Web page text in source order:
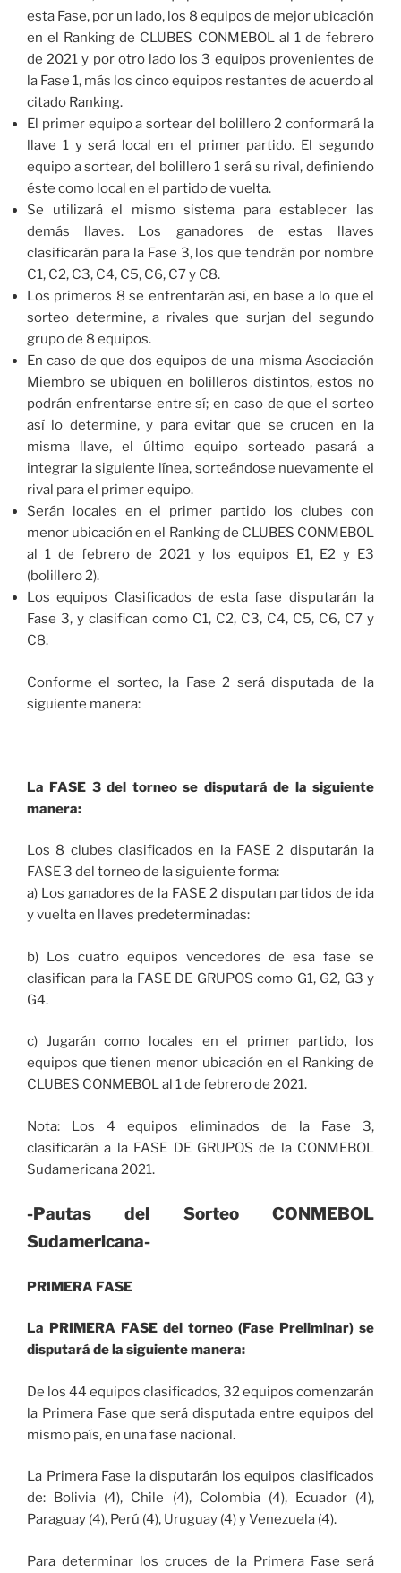
esta Fase, por un lado, los 8 equipos de mejor ubicación
en el Ranking de CLUBES CONMEBOL al 1 de febrero
de 2021 y por otro lado los 3 equipos provenientes de
la Fase 1, más los cinco equipos restantes de acuerdo al
citado Ranking.
El primer equipo a sortear del bolillero 2 conformará la
llave 1 y será local en el primer partido. El segundo
equipo a sortear, del bolillero 1 será su rival, definiendo
éste como local en el partido de vuelta.
Se utilizará el mismo sistema para establecer las
demás llaves. Los ganadores de estas llaves
clasificarán para la Fase 3, los que tendrán por nombre
C1, C2, C3, C4, C5, C6, C7 y C8.
Los primeros 8 se enfrentarán así, en base a lo que el
sorteo determine, a rivales que surjan del segundo
grupo de 8 equipos.
En caso de que dos equipos de una misma Asociación
Miembro se ubiquen en bolilleros distintos, estos no
podrán enfrentarse entre sí; en caso de que el sorteo
así lo determine, y para evitar que se crucen en la
misma llave, el último equipo sorteado pasará a
integrar la siguiente línea, sorteándose nuevamente el
rival para el primer equipo.
Serán locales en el primer partido los clubes con
menor ubicación en el Ranking de CLUBES CONMEBOL
al 1 de febrero de 2021 y los equipos E1, E2 y E3
(bolillero 2).
Los equipos Clasificados de esta fase disputarán la
Fase 3, y clasifican como C1, C2, C3, C4, C5, C6, C7 y
C8.
Conforme el sorteo, la Fase 2 será disputada de la
siguiente manera:
La FASE 3 del torneo se disputará de la siguiente
manera:
Los 8 clubes clasificados en la FASE 2 disputarán la
FASE 3 del torneo de la siguiente forma:
a) Los ganadores de la FASE 2 disputan partidos de ida
y vuelta en llaves predeterminadas:
b) Los cuatro equipos vencedores de esa fase se
clasifican para la FASE DE GRUPOS como G1, G2, G3 y
G4.
c) Jugarán como locales en el primer partido, los
equipos que tienen menor ubicación en el Ranking de
CLUBES CONMEBOL al 1 de febrero de 2021.
Nota: Los 4 equipos eliminados de la Fase 3,
clasificarán a la FASE DE GRUPOS de la CONMEBOL
Sudamericana 2021.
-Pautas del Sorteo CONMEBOL
Sudamericana-
PRIMERA FASE
La PRIMERA FASE del torneo (Fase Preliminar) se
disputará de la siguiente manera:
De los 44 equipos clasificados, 32 equipos comenzarán
la Primera Fase que será disputada entre equipos del
mismo país, en una fase nacional.
La Primera Fase la disputarán los equipos clasificados
de: Bolivia (4), Chile (4), Colombia (4), Ecuador (4),
Paraguay (4), Perú (4), Uruguay (4) y Venezuela (4).
Para determinar los cruces de la Primera Fase será